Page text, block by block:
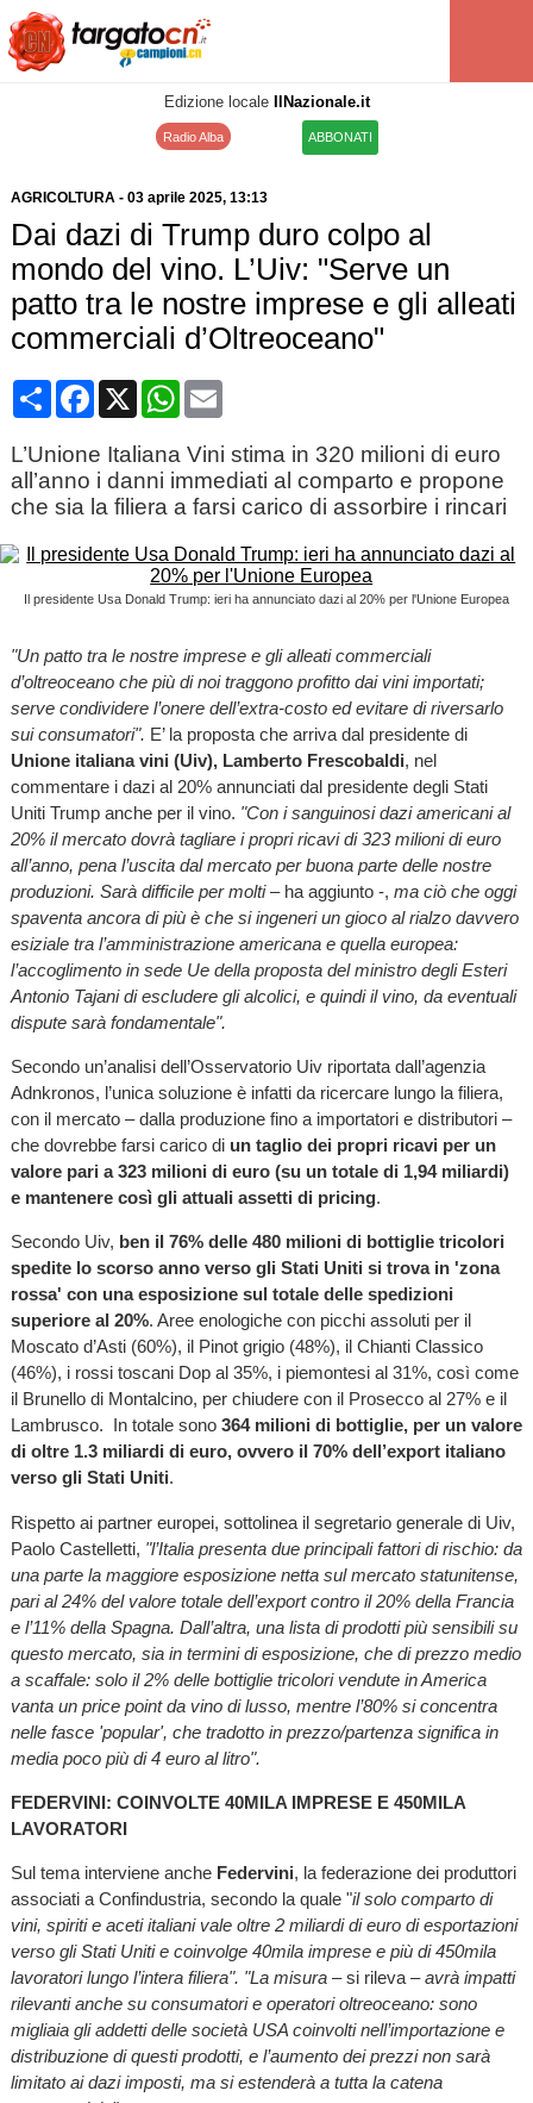
Edizione locale IlNazionale.it
Radio Alba ABBONATI
AGRICOLTURA- 03 aprile 2025, 13:13
Dai dazi di Trump duro colpo al
mondo del vino. L’Uiv: "Serve un
patto tra le nostre imprese e gli alleati
commerciali d’Oltreoceano"
CondividiFacebook
X WhatsApp
Email
L’Unione Italiana Vini stima in 320 milioni di euro
all’anno i danni immediati al comparto e propone
che sia la filiera a farsi carico di assorbire i rincari
Il presidente Usa Donald Trump: ieri ha annunciato dazi al 20% per l'Unione Europea
"Un patto tra le nostre imprese e gli alleati commerciali
d’oltreoceano che più di noi traggono profitto dai vini importati;
serve condividere l’onere dell’extra-costo ed evitare di riversarlo
sui consumatori". E’ la proposta che arriva dal presidente di
Unione italiana vini (Uiv), Lamberto Frescobaldi, nel
commentare i dazi al 20% annunciati dal presidente degli Stati
Uniti Trump anche per il vino. "Con i sanguinosi dazi americani al
20% il mercato dovrà tagliare i propri ricavi di 323 milioni di euro
all’anno, pena l’uscita dal mercato per buona parte delle nostre
produzioni. Sarà difficile per molti– ha aggiunto -, ma ciò che oggi
spaventa ancora di più è che si ingeneri un gioco al rialzo davvero
esiziale tra l’amministrazione americana e quella europea:
l’accoglimento in sede Ue della proposta del ministro degli Esteri
Antonio Tajani di escludere gli alcolici, e quindi il vino, da eventuali
dispute sarà fondamentale".
Secondo un’analisi dell’Osservatorio Uiv riportata dall’agenzia
Adnkronos, l’unica soluzione è infatti da ricercare lungo la filiera,
con il mercato – dalla produzione fino a importatori e distributori –
che dovrebbe farsi carico di un taglio dei propri ricavi per un
valore pari a 323 milioni di euro (su un totale di 1,94 miliardi)
e mantenere così gli attuali assetti di pricing.
Secondo Uiv, ben il 76% delle 480 milioni di bottiglie tricolori
spedite lo scorso anno verso gli Stati Uniti si trova in 'zona
rossa' con una esposizione sul totale delle spedizioni
superiore al 20%. Aree enologiche con picchi assoluti per il
Moscato d’Asti (60%), il Pinot grigio (48%), il Chianti Classico
(46%), i rossi toscani Dop al 35%, i piemontesi al 31%, così come
il Brunello di Montalcino, per chiudere con il Prosecco al 27% e il
Lambrusco. In totale sono 364 milioni di bottiglie, per un valore
di oltre 1.3 miliardi di euro, ovvero il 70% dell’export italiano
verso gli Stati Uniti.
Rispetto ai partner europei, sottolinea il segretario generale di Uiv,
Paolo Castelletti, "l’Italia presenta due principali fattori di rischio: da
una parte la maggiore esposizione netta sul mercato statunitense,
pari al 24% del valore totale dell’export contro il 20% della Francia
e l’11% della Spagna. Dall’altra, una lista di prodotti più sensibili su
questo mercato, sia in termini di esposizione, che di prezzo medio
a scaffale: solo il 2% delle bottiglie tricolori vendute in America
vanta un price point da vino di lusso, mentre l’80% si concentra
nelle fasce 'popular', che tradotto in prezzo/partenza significa in
media poco più di 4 euro al litro".
FEDERVINI: COINVOLTE 40MILA IMPRESE E 450MILA
LAVORATORI
Sul tema interviene anche Federvini, la federazione dei produttori
associati a Confindustria, secondo la quale "il solo comparto di
vini, spiriti e aceti italiani vale oltre 2 miliardi di euro di esportazioni
verso gli Stati Uniti e coinvolge 40mila imprese e più di 450mila
lavoratori lungo l’intera filiera". "La misura– si rileva –avrà impatti
rilevanti anche su consumatori e operatori oltreoceano: sono
migliaia gli addetti delle società USA coinvolti nell’importazione e
distribuzione di questi prodotti, e l’aumento dei prezzi non sarà
limitato ai dazi imposti, ma si estenderà a tutta la catena